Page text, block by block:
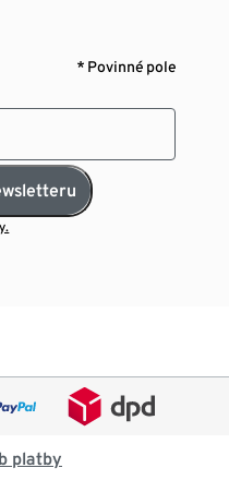
* Povinné pole
platby